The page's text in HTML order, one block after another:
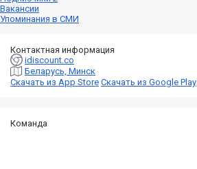
Вакансии
Упоминания в СМИ
Контактная информация
idiscount.co
Беларусь, Минск
Скачать из App Store Скачать из Google Play
Команда